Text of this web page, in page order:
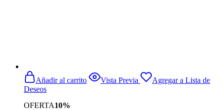
OFERTA10%
Añadir al carrito Vista Previa
Agregar a Lista de
Deseos